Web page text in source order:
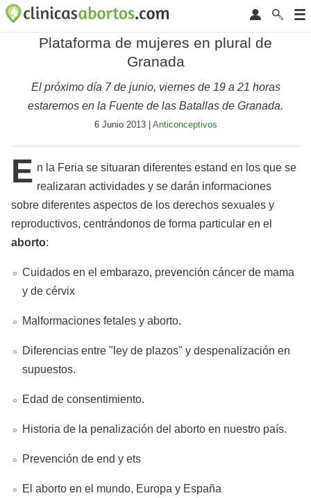
Plataforma de mujeres en plural de
Granada
El próximo día 7 de junio, viernes de 19 a 21 horas
estaremos en la Fuente de las Batallas de Granada.
6 Junio 2013 | Anticonceptivos
E n la Feria se situaran diferentes estand en los que se
realizaran actividades y se darán informaciones
sobre diferentes aspectos de los derechos sexuales y
reproductivos, centrándonos de forma particular en el
aborto:
Cuidados en el embarazo, prevención cáncer de mama
y de cérvix
Malformaciones fetales y aborto.
Diferencias entre "ley de plazos" y despenalización en
supuestos.
Edad de consentimiento.
Historia de la penalización del aborto en nuestro país.
Prevención de end y ets
El aborto en el mundo, Europa y España